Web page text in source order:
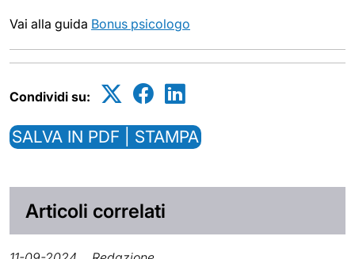
Vai alla guida Bonus psicologo
Condividi su:
SALVA IN PDF | STAMPA
Articoli correlati